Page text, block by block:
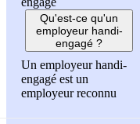
Qu'est-ce qu'un
employeur handi-
engagé ?
Un employeur handi-
engagé est un
employeur reconnu